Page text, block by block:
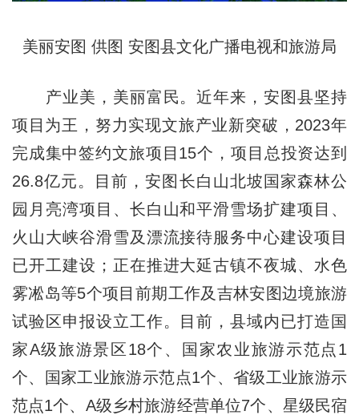
美丽安图 供图 安图县文化广播电视和旅游局
产业美，美丽富民。近年来，安图县坚持
项目为王，努力实现文旅产业新突破，2023年
完成集中签约文旅项目15个，项目总投资达到
26.8亿元。目前，安图长白山北坡国家森林公
园月亮湾项目、长白山和平滑雪场扩建项目、
火山大峡谷滑雪及漂流接待服务中心建设项目
已开工建设；正在推进大延古镇不夜城、水色
雾凇岛等5个项目前期工作及吉林安图边境旅游
试验区申报设立工作。目前，县域内已打造国
家A级旅游景区18个、国家农业旅游示范点1
个、国家工业旅游示范点1个、省级工业旅游示
范点1个、A级乡村旅游经营单位7个、星级民宿